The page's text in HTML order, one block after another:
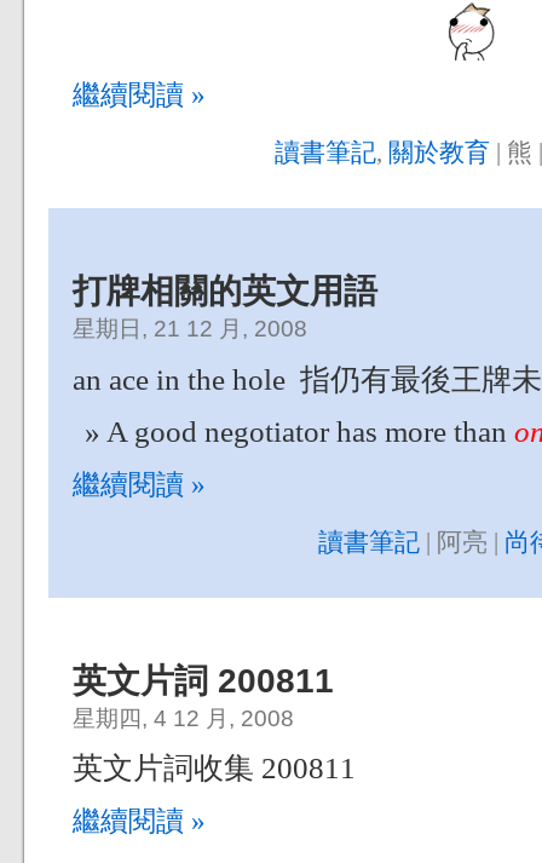
繼續閱讀 »
讀書筆記, 關於教育 | 熊
打牌相關的英文用語
星期日, 21 12 月, 2008
an ace in the hole 指仍有最後王牌
A good negotiator has more than
繼續閱讀 »
讀書筆記 | 阿亮 | 尚
英文片詞 200811
星期四, 4 12 月, 2008
英文片詞收集 200811
繼續閱讀 »